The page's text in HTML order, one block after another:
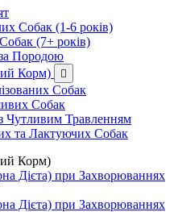
Собак (1-6 років)
(7+ років)
Породою
Корм)

Собак
Собак
Чутливим Травленням
та Лактуючих Собак
Корм)
Дієта) при Захворюваннях
Дієта) при Захворюваннях